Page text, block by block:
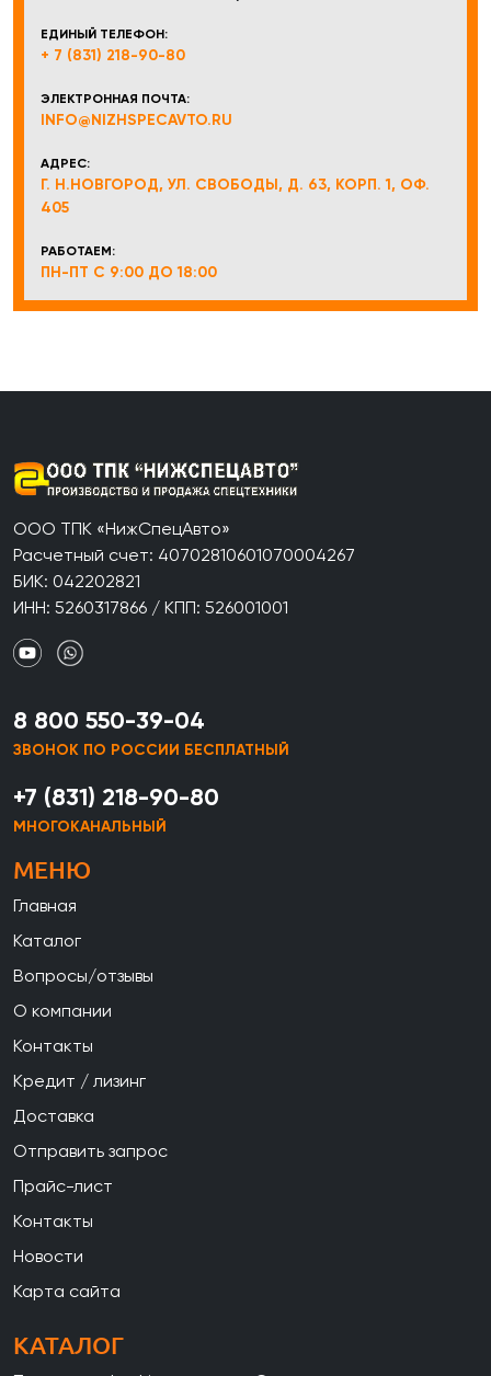
ЕДИНЫЙ ТЕЛЕФОН:
+ 7 (831) 218-90-80
ЭЛЕКТРОННАЯ ПОЧТА:
INFO@NIZHSPECAVTO.RU
АДРЕС:
Г. Н.НОВГОРОД, УЛ. СВОБОДЫ, Д. 63, КОРП. 1, ОФ.
405
РАБОТАЕМ:
ПН-ПТ С 9:00 ДО 18:00
ООО ТПК «НижСпецАвто»
Расчетный счет: 40702810601070004267
БИК: 042202821
ИНН: 5260317866 / КПП: 526001001
8 800 550-39-04
ЗВОНОК ПО РОССИИ БЕСПЛАТНЫЙ
+7 (831) 218-90-80
МНОГОКАНАЛЬНЫЙ
МЕНЮ
Главная
Каталог
Вопросы/отзывы
О компании
Контакты
Кредит / лизинг
Доставка
Отправить запрос
Прайс-лист
Контакты
Новости
Карта сайта
КАТАЛОГ